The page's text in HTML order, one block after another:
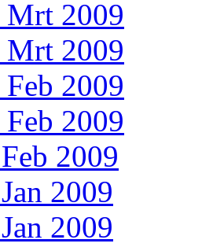
2009
2009
2009
2009
2009
2009
2009